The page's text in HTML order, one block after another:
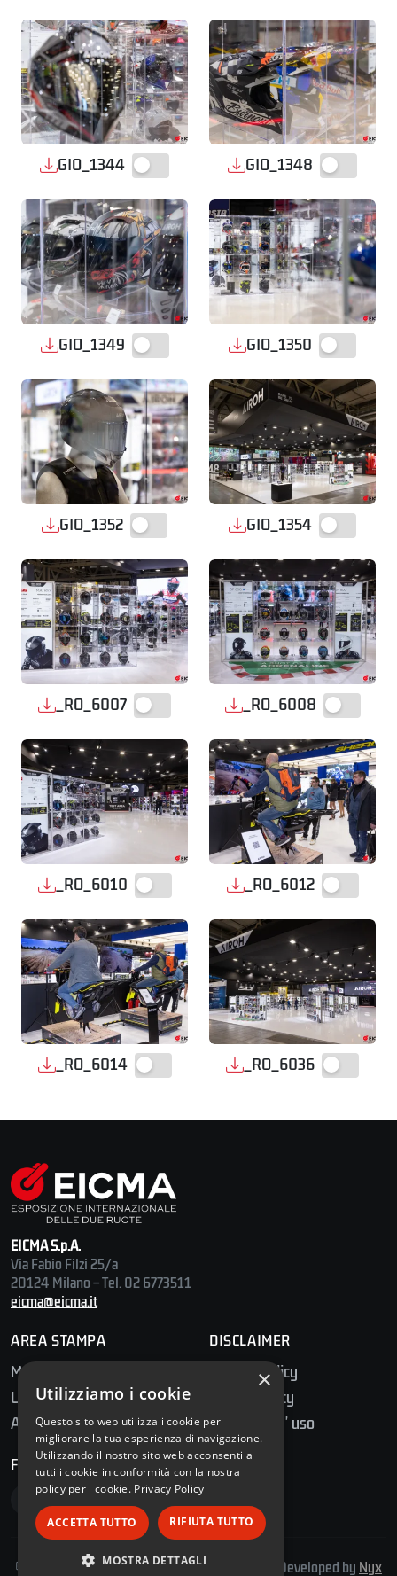
GIO_1344 GIO_1348
GIO_1349 GIO_1350
GIO_1352 GIO_1354
_RO_6007 _RO_6008
_RO_6010 _RO_6012
_RO_6014 _RO_6036
EICMA S.p.A.
Via Fabio Filzi 25/a
20124 Milano – Tel. 02 6773511
eicma@eicma.it
AREA STAMPA
Media Center
Ufficio Stampa
Accredito Stampa
DISCLAIMER
Privacy Policy
Cookie Policy
Condizioni d' uso
FOLLOW US
© 2026 E.I.C.M.A. S.p.A. – Tutti i diritti riservati | Developed by Nyx
×
Utilizziamo i cookie
Questo sito web utilizza i cookie per
migliorare la tua esperienza di navigazione.
Utilizzando il nostro sito web acconsenti a
tutti i cookie in conformità con la nostra
policy per i cookie. Privacy Policy
ACCETTA TUTTO RIFIUTA TUTTO
MOSTRA DETTAGLI